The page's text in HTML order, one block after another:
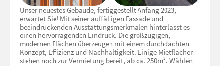
Unser neuestes Gebäude, fertiggestellt Anfang 2023,
erwartet Sie! Mit seiner auffälligen Fassade und
beeindruckenden Ausstattungsmerkmalen hinterlässt es
einen hervorragenden Eindruck. Die großzügigen,
modernen Flächen überzeugen mit einem durchdachten
Konzept, Effizienz und Nachhaltigkeit. Einige Mietflächen
stehen noch zur Vermietung bereit, ab ca. 250m². Wählen